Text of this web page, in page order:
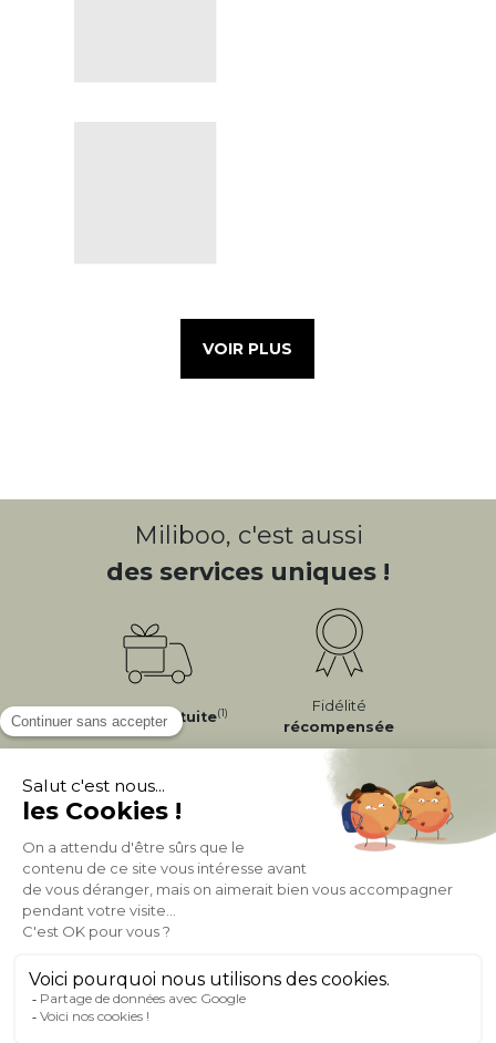
VOIR PLUS
Miliboo, c'est aussi
des services uniques !
LivraisonGratuite(1)
Fidélité
récompensée
Expéditionen
24/72h
Appel gratuit
0 20 88 04 14
À PROPOS DE MILIBOO